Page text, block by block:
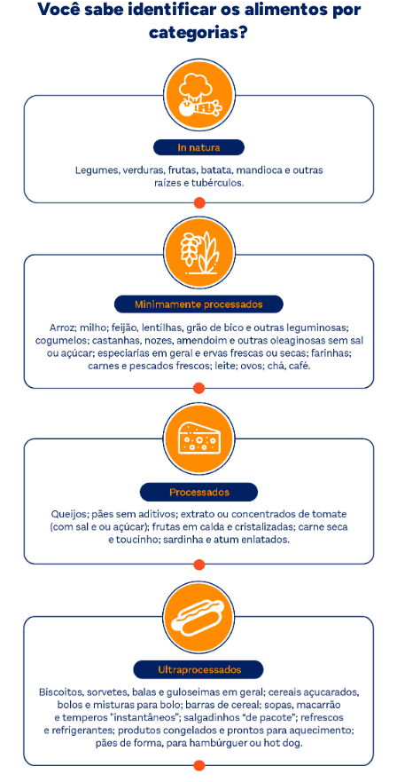
Você sabe identificar os alimentos por
categorias?